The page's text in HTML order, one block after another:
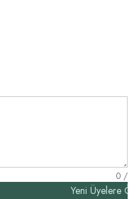
0 /
Yeni Üyelere Özel